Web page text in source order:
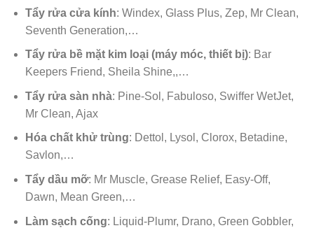
Tẩy rửa cửa kính: Windex, Glass Plus, Zep, Mr Clean,
Seventh Generation,…
Tẩy rửa bề mặt kim loại (máy móc, thiết bị): Bar
Keepers Friend, Sheila Shine,,…
Tẩy rửa sàn nhà: Pine-Sol, Fabuloso, Swiffer WetJet,
Mr Clean, Ajax
Hóa chất khử trùng: Dettol, Lysol, Clorox, Betadine,
Savlon,…
Tẩy dầu mỡ: Mr Muscle, Grease Relief, Easy-Off,
Dawn, Mean Green,…
Làm sạch cống: Liquid-Plumr, Drano, Green Gobbler,